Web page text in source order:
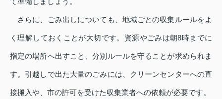
さらに、ごみ出しについても、地域ごとの収集ルールをよ
く理解しておくことが大切です。資源やごみは朝8時までに
指定の場所へ出すこと、分別ルールを守ることが求められま
す。引越しで出た大量のごみには、クリーンセンターへの直
接搬入や、市の許可を受けた収集業者への依頼が必要です。